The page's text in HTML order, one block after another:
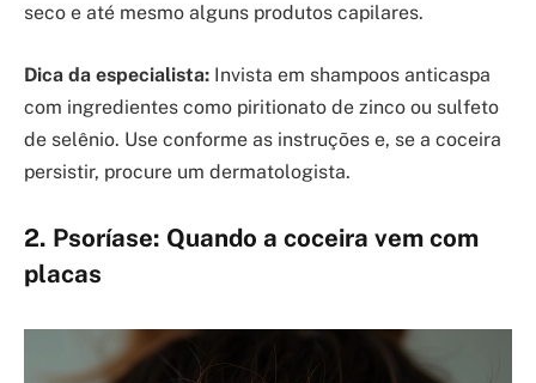
seco e até mesmo alguns produtos capilares.
Dica da especialista: Invista em shampoos anticaspa
com ingredientes como piritionato de zinco ou sulfeto
de selênio. Use conforme as instruções e, se a coceira
persistir, procure um dermatologista.
2. Psoríase: Quando a coceira vem com
placas